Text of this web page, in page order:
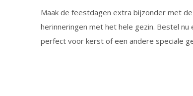
Maak de feestdagen extra bijzonder met
herinneringen met het hele gezin. Bestel
perfect voor kerst of een andere speciale